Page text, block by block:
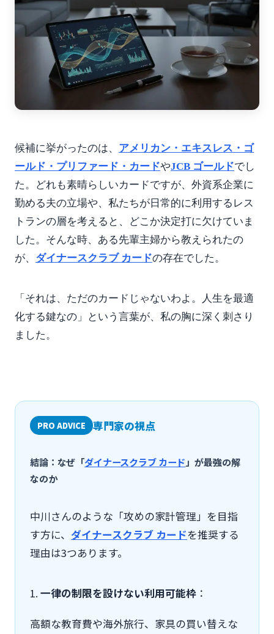
候補に挙がったのは、 アメリカン・エキスレス・ゴ
ールド・プリファード・カードやJCB ゴールドでし
た。どれも素晴らしいカードですが、外資系企業に
勤める夫の立場や、私たちが日常的に利用するレス
トランの層を考えると、どこか決定打に欠けていま
した。そんな時、ある先輩主婦から教えられたの
が、 ダイナースクラブ カードの存在でした。
「それは、ただのカードじゃないわよ。人生を最適
化する鍵なの」という言葉が、私の胸に深く刺さり
ました。
PRO ADVICE 専門家の視点
結論：なぜ「ダイナースクラブ カード」が最強の解
なのか
中川さんのような「攻めの家計管理」を目指
す方に、 ダイナースクラブ カードを推奨する
理由は3つあります。
1. 一律の制限を設けない利用可能枠 ：
高額な教育費や海外旅行、家具の買い替えな